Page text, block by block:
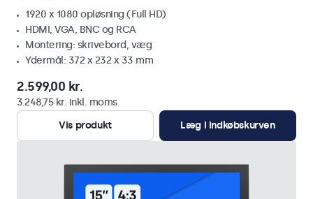
1920 x 1080 opløsning (Full HD)
HDMI, VGA, BNC og RCA
Montering: skrivebord, væg
Ydermål: 372 x 232 x 33 mm
2.599,00 kr.
3.248,75 kr. inkl. moms
Vis produkt
Læg i indkøbskurven